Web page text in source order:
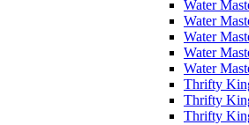
Water
Water
Water
Water
Water
Thrifty
Thrifty
Thrifty